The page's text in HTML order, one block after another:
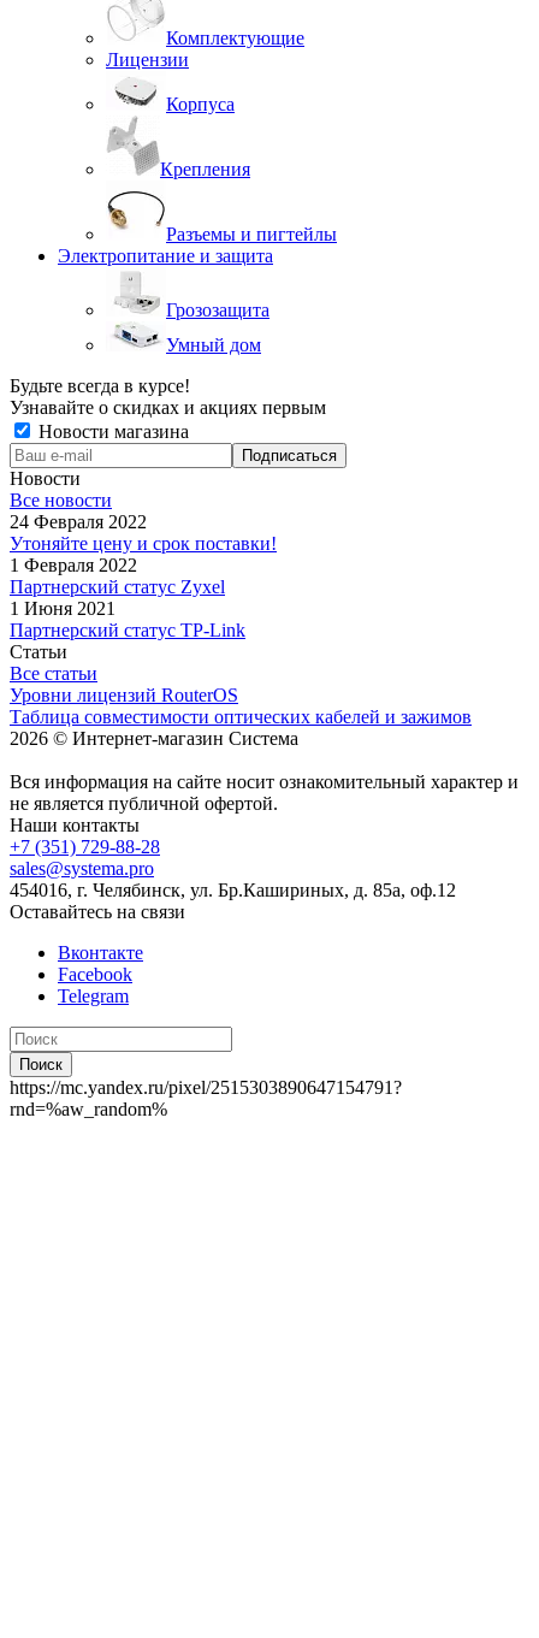
Комплектующие
Лицензии
Корпуса
Крепления
Разъемы и пигтейлы
Электропитание и защита
Грозозащита
Умный дом
Будьте всегда в курсе!
Узнавайте о скидках и акциях первым
Новости магазина
Новости
Все новости
24 Февраля 2022
Утоняйте цену и срок поставки!
1 Февраля 2022
Партнерский статус Zyxel
1 Июня 2021
Партнерский статус TP-Link
Статьи
Все статьи
Уровни лицензий RouterOS
Таблица совместимости оптических кабелей и зажимов
2026 © Интернет-магазин Система
Вся информация на сайте носит ознакомительный характер и
не является публичной офертой.
Наши контакты
+7 (351) 729-88-28
sales@systema.pro
454016, г. Челябинск, ул. Бр.Кашириных, д. 85а, оф.12
Оставайтесь на связи
Вконтакте
Facebook
Telegram
Поиск
https://mc.yandex.ru/pixel/2515303890647154791?
rnd=%aw_random%